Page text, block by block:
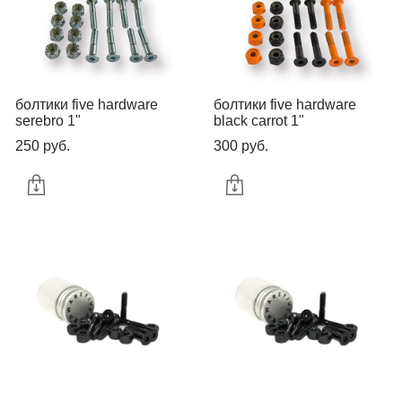
болтики five hardware
serebro 1"
250 pуб.
болтики five hardware
black carrot 1"
300 pуб.